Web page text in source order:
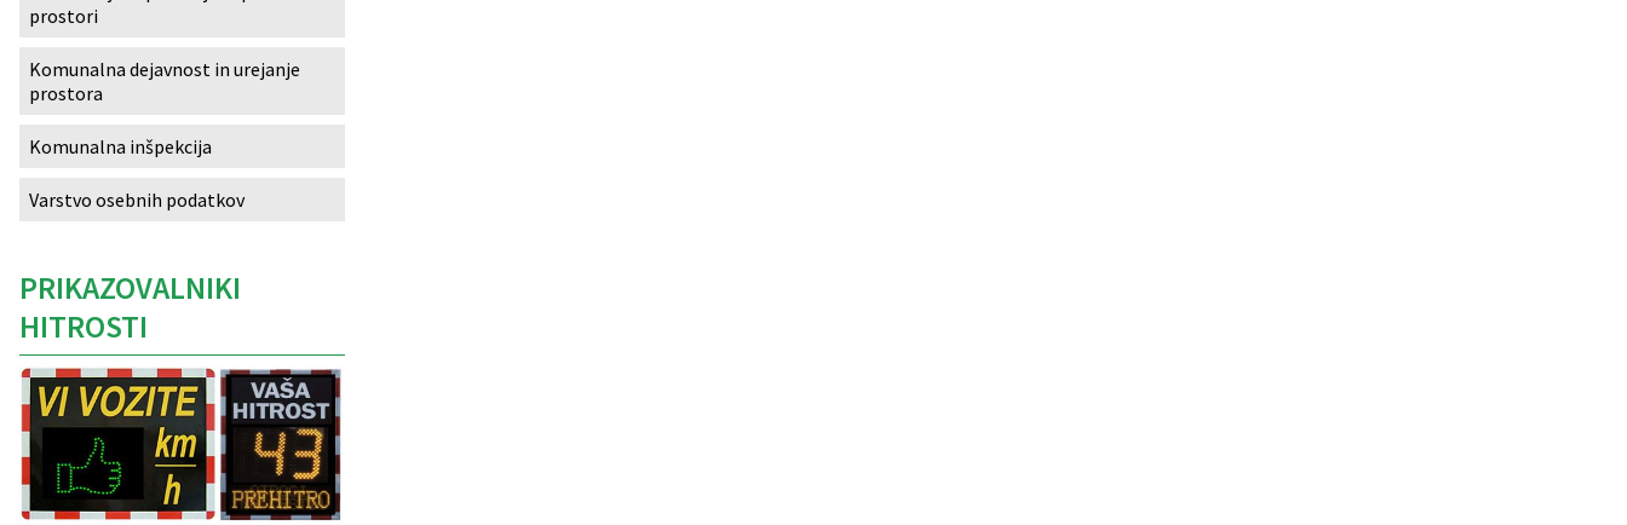
prostori
Komunalna dejavnost in urejanje
prostora
Komunalna inšpekcija
Varstvo osebnih podatkov
PRIKAZOVALNIKI
HITROSTI
Izobraževanje
Kultura, šport in turizem
Sociala in zdravstvo
Skupna občinska uprava